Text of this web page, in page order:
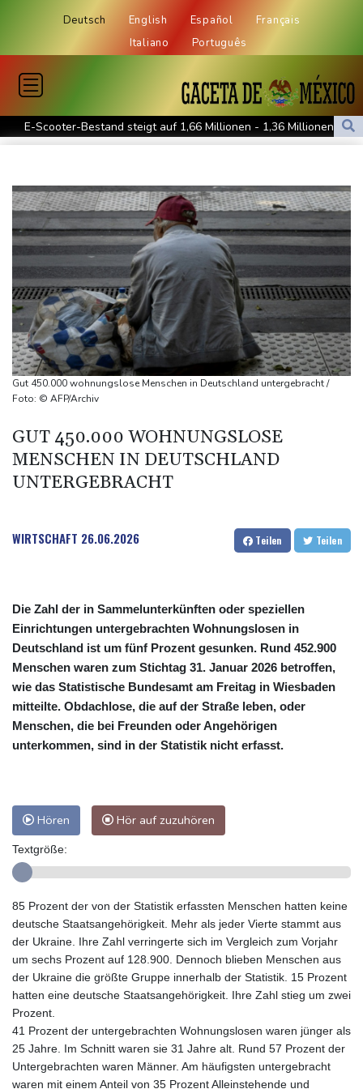
Deutsch English Español
Français
Italiano
Português
E-Scooter-Bestand steigt auf 1,66 Millionen - 1,36 Millionen in
Privatbesitz
Grünen-Politiker Janosch Dahmen fordert nationalen
Hitzeschutzplan
Erneut Waldbrand nahe Athen ausgebrochen - Dutzende
Feuerwehrleute im Einsatz
Niedrigwasser: Handelsverband fordert dauerhafte Zulassung
von Lang-Lkw
Frontalzusammenstoß in Mecklenburg-Vorpommern: Zwei Tote
und drei Schwerverletzte
2025 verunglückte alle 18 Minuten ein Kind im Straßenverkehr -
mehr Todesfälle
Verkehrsunfall in Bayern
80-Jährige stirbt bei heftigem Waldbrand in Kanada
Westeuropa erlebt heißesten Juni und Juli seit Beginn der
Gut 450.000 wohnungslose Menschen in Deutschland untergebracht /
Foto: © AFP/Archiv
GUT 450.000 WOHNUNGSLOSE
MENSCHEN IN DEUTSCHLAND
UNTERGEBRACHT
WIRTSCHAFT 26.06.2026 Teilen Teilen
Die Zahl der in Sammelunterkünften oder speziellen
Einrichtungen untergebrachten Wohnungslosen in
Deutschland ist um fünf Prozent gesunken. Rund 452.900
Menschen waren zum Stichtag 31. Januar 2026 betroffen,
wie das Statistische Bundesamt am Freitag in Wiesbaden
mitteilte. Obdachlose, die auf der Straße leben, oder
Menschen, die bei Freunden oder Angehörigen
unterkommen, sind in der Statistik nicht erfasst.
Hören Hör auf zuzuhören
Textgröße:
85 Prozent der von der Statistik erfassten Menschen hatten keine
deutsche Staatsangehörigkeit. Mehr als jeder Vierte stammt aus
der Ukraine. Ihre Zahl verringerte sich im Vergleich zum Vorjahr
um sechs Prozent auf 128.900. Dennoch blieben Menschen aus
der Ukraine die größte Gruppe innerhalb der Statistik. 15 Prozent
hatten eine deutsche Staatsangehörigkeit. Ihre Zahl stieg um zwei
Prozent.
41 Prozent der untergebrachten Wohnungslosen waren jünger als
25 Jahre. Im Schnitt waren sie 31 Jahre alt. Rund 57 Prozent der
Untergebrachten waren Männer. Am häufigsten untergebracht
waren mit einem Anteil von 35 Prozent Alleinstehende und